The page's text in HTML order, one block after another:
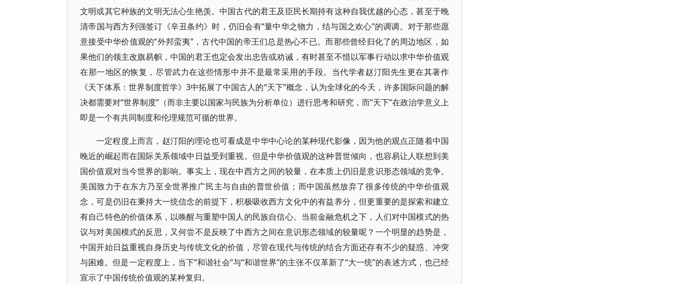
文明或其它种族的文明无法心生艳羡。中国古代的君王及臣民长期持有这种自我优越的心态，甚至于晚
清帝国与西方列强签订《辛丑条约》时，仍旧会有“量中华之物力，结与国之欢心”的调调。对于那些愿
意接受中华价值观的“外邦蛮夷”，古代中国的帝王们总是热心不已。而那些曾经归化了的周边地区，如
果他们的领主改旗易帜，中国的君王也定会发出忠告或劝诫，有时甚至不惜以军事行动以求中华价值观
在那一地区的恢复，尽管武力在这些情形中并不是最常采用的手段。当代学者赵汀阳先生更在其著作
《天下体系：世界制度哲学》3中拓展了中国古人的“天下”概念，认为全球化的今天，许多国际问题的解
决都需要对“世界制度”（而非主要以国家与民族为分析单位）进行思考和研究，而“天下”在政治学意义上
即是一个有共同制度和伦理规范可循的世界。
一定程度上而言，赵汀阳的理论也可看成是中华中心论的某种现代影像，因为他的观点正随着中国
晚近的崛起而在国际关系领域中日益受到重视。但是中华价值观的这种普世倾向，也容易让人联想到美
国价值观对当今世界的影响。事实上，现在中西方之间的较量，在本质上仍旧是意识形态领域的竞争。
美国致力于在东方乃至全世界推广民主与自由的普世价值；而中国虽然放弃了很多传统的中华价值观
念，可是仍旧在秉持大一统信念的前提下，积极吸收西方文化中的有益养分，但更重要的是探索和建立
有自己特色的价值体系，以唤醒与重塑中国人的民族自信心。当前金融危机之下，人们对中国模式的热
议与对美国模式的反思，又何尝不是反映了中西方之间在意识形态领域的较量呢？一个明显的趋势是，
中国开始日益重视自身历史与传统文化的价值，尽管在现代与传统的结合方面还存有不少的疑惑、冲突
与困难。但是一定程度上，当下“和谐社会”与“和谐世界”的主张不仅革新了“大一统”的表述方式，也已经
宣示了中国传统价值观的某种复归。